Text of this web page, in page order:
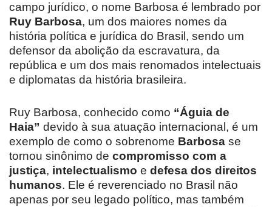
campo jurídico, o nome Barbosa é lembrado por
Ruy Barbosa, um dos maiores nomes da
história política e jurídica do Brasil, sendo um
defensor da abolição da escravatura, da
república e um dos mais renomados intelectuais
e diplomatas da história brasileira.
Ruy Barbosa, conhecido como “Águia de
Haia” devido à sua atuação internacional, é um
exemplo de como o sobrenome Barbosa se
tornou sinônimo de compromisso com a
justiça, intelectualismo e defesa dos direitos
humanos. Ele é reverenciado no Brasil não
apenas por seu legado político, mas também